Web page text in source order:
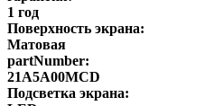
1 год
Поверхность экрана:
Матовая
partNumber:
21A5A00MCD
Подсветка экрана: